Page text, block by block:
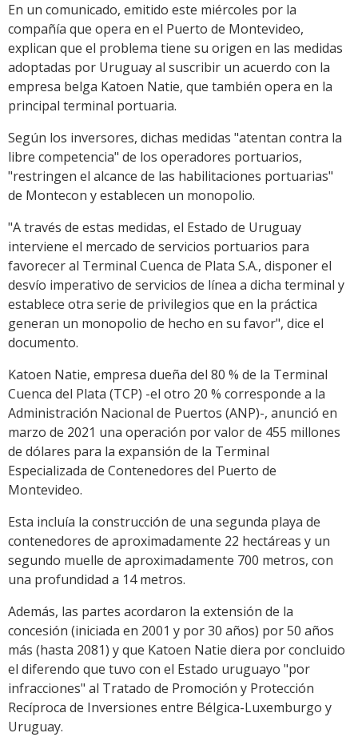
En un comunicado, emitido este miércoles por la
compañía que opera en el Puerto de Montevideo,
explican que el problema tiene su origen en las medidas
adoptadas por Uruguay al suscribir un acuerdo con la
empresa belga Katoen Natie, que también opera en la
principal terminal portuaria.
Según los inversores, dichas medidas "atentan contra la
libre competencia" de los operadores portuarios,
"restringen el alcance de las habilitaciones portuarias"
de Montecon y establecen un monopolio.
"A través de estas medidas, el Estado de Uruguay
interviene el mercado de servicios portuarios para
favorecer al Terminal Cuenca de Plata S.A., disponer el
desvío imperativo de servicios de línea a dicha terminal y
establece otra serie de privilegios que en la práctica
generan un monopolio de hecho en su favor", dice el
documento.
Katoen Natie, empresa dueña del 80 % de la Terminal
Cuenca del Plata (TCP) -el otro 20 % corresponde a la
Administración Nacional de Puertos (ANP)-, anunció en
marzo de 2021 una operación por valor de 455 millones
de dólares para la expansión de la Terminal
Especializada de Contenedores del Puerto de
Montevideo.
Esta incluía la construcción de una segunda playa de
contenedores de aproximadamente 22 hectáreas y un
segundo muelle de aproximadamente 700 metros, con
una profundidad a 14 metros.
Además, las partes acordaron la extensión de la
concesión (iniciada en 2001 y por 30 años) por 50 años
más (hasta 2081) y que Katoen Natie diera por concluido
el diferendo que tuvo con el Estado uruguayo "por
infracciones" al Tratado de Promoción y Protección
Recíproca de Inversiones entre Bélgica-Luxemburgo y
Uruguay.